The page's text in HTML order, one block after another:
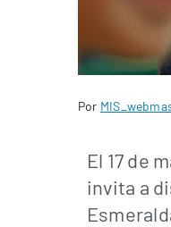
Por
El 17 de
invita a